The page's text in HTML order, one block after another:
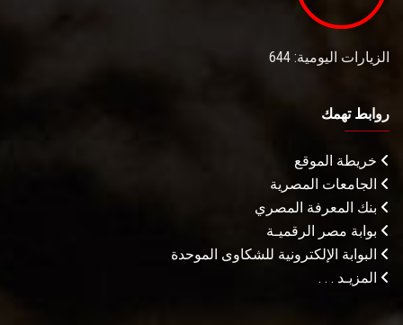
الزيارات اليومية: 644
روابط تهمك
خريطة الموقع
الجامعات المصرية
بنك المعرفة المصري
بوابة مصر الرقميـة
البوابة الإلكترونية للشكاوى الموحدة
المزيـد . . .